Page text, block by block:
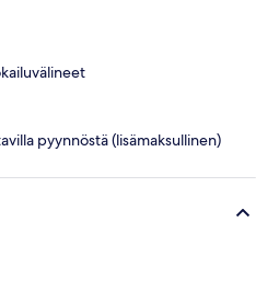
pyynnöstä (lisämaksullinen)